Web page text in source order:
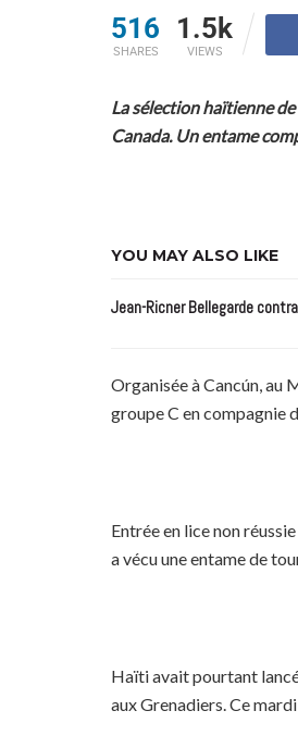
516
SHARES
1.5k
VIEWS
La sélection haïtienne
Canada. Un entame
YOU MAY ALSO LIKE
Jean-Ricner Bellegarde
Organisée à Cancún, au
groupe C en compagnie
Entrée en lice non
a vécu une entame de
Haïti avait pourtant
aux Grenadiers. Ce